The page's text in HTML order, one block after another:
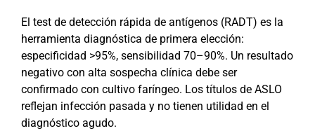
El test de detección rápida de antígenos (RADT) es la
herramienta diagnóstica de primera elección:
especificidad >95%, sensibilidad 70–90%. Un resultado
negativo con alta sospecha clínica debe ser
confirmado con cultivo faríngeo. Los títulos de ASLO
reflejan infección pasada y no tienen utilidad en el
diagnóstico agudo.